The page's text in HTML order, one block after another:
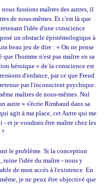
fussions maîtres des autres, il
de nous-mêmes. Et c'est là que
l'idée d'une conscience
un obstacle épistémologique à
beau jeu de dire : « On ne pense
l'homme n'est pas maître en sa
héroïque » de la conscience est
d'enfance, par ce que Freud
par l'inconscient psychique.
maîtres de nous-mêmes. Nul
autre » s'écrie Rimbaud dans sa
agit à ma place, cet Autre qui me
- et je voudrais être maître chez les
?
le problème. Si la conception
ruine l'idée du maître - nous y
de mon accès à l'existence. En
je ne peux être objectivé que